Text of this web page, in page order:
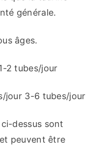
générale.
âges.
2 tubes/jour
jour 3-6 tubes/jour
dessus sont
peuvent être